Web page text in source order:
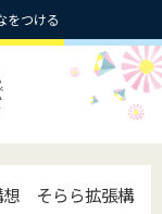
をつける
想 そらら拡張構